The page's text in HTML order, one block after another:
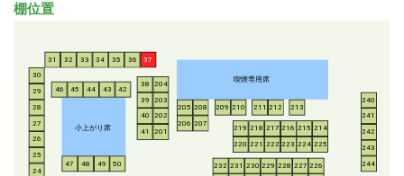
棚位置
小上がり席
喫煙専用席
24
25
26
27
28
29
30
31 32 33 34 35 36 37
38
39
40
41
42
43
44
45
46
47 48 49 50
201
202
203
204
205
206 207
208 209 210 211 212 213
214
215
216
217
218
219
220 221 222 223 224 225
226
227
228
229
230
231
232
240
241
242
243
244